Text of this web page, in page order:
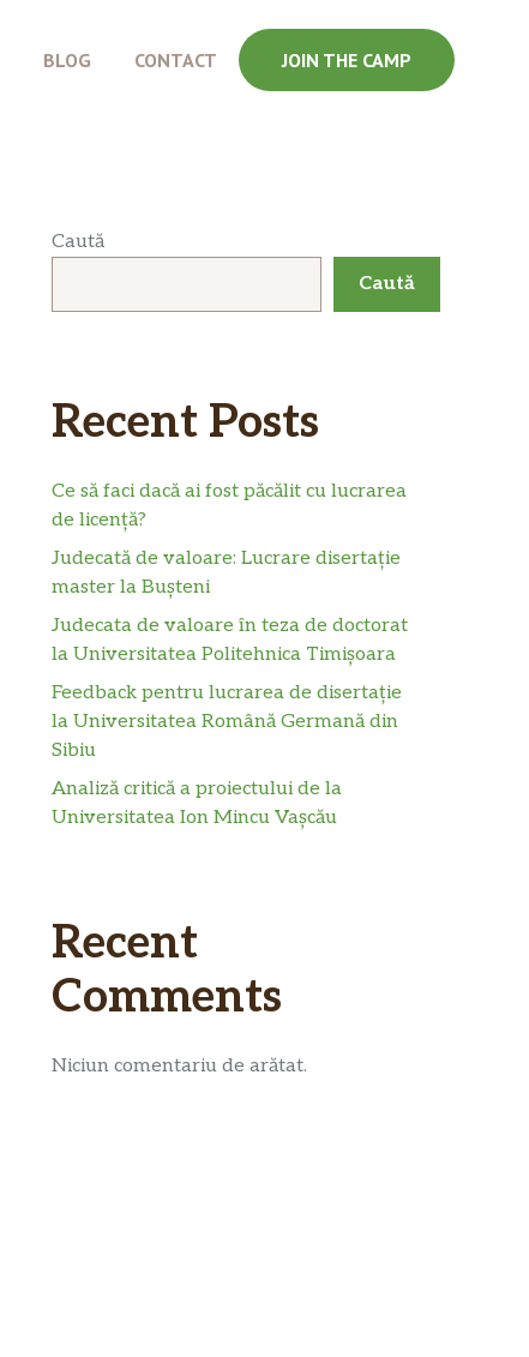
BLOG CONTACT JOIN THE CAMP
Caută
Caută
Recent Posts
Ce să faci dacă ai fost păcălit cu lucrarea
de licență?
Judecată de valoare: Lucrare disertație
master la Bușteni
Judecata de valoare în teza de doctorat
la Universitatea Politehnica Timișoara
Feedback pentru lucrarea de disertație
la Universitatea Română Germană din
Sibiu
Analiză critică a proiectului de la
Universitatea Ion Mincu Vașcău
Recent
Comments
Niciun comentariu de arătat.